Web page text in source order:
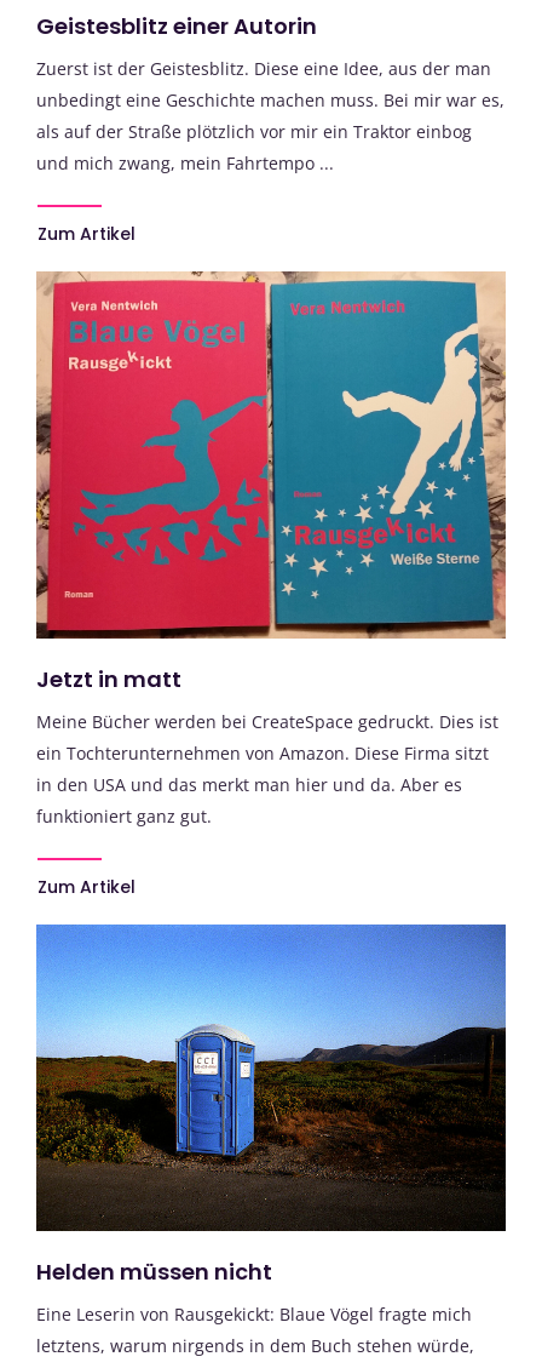
Geistesblitz einer Autorin
Zuerst ist der Geistesblitz. Diese eine Idee, aus der man
unbedingt eine Geschichte machen muss. Bei mir war es,
als auf der Straße plötzlich vor mir ein Traktor einbog
und mich zwang, mein Fahrtempo ...
Zum Artikel
Jetzt in matt
Meine Bücher werden bei CreateSpace gedruckt. Dies ist
ein Tochterunternehmen von Amazon. Diese Firma sitzt
in den USA und das merkt man hier und da. Aber es
funktioniert ganz gut.
Zum Artikel
Helden müssen nicht
Eine Leserin von Rausgekickt: Blaue Vögel fragte mich
letztens, warum nirgends in dem Buch stehen würde,